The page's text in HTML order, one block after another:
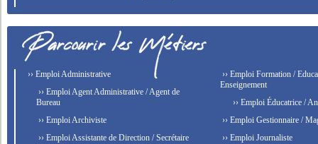
›› Emploi Administrative
›› Emploi Agent Administrative / Agent de
Bureau
›› Emploi Archiviste
›› Emploi Assistante de Direction / Secrétaire
›› Emploi Formation /
Enseignement
›› Emploi Éducatrice /
›› Emploi Gestionnaire /
›› Emploi Journaliste